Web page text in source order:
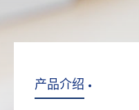
产品介绍